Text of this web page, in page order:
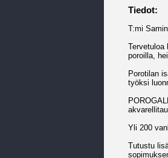
Tiedot:
T:mi
Tervetuloa
poroilla,
Porotilan
työksi
Yli 200
Tutustu